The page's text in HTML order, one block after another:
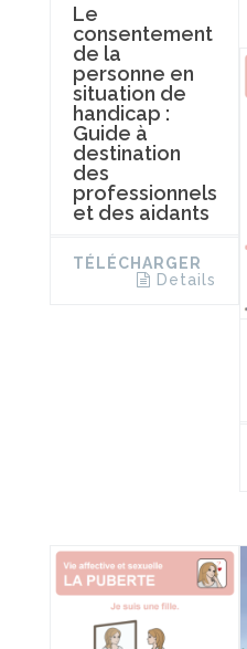
Le
consentement
de la
personne en
situation de
handicap :
Guide à
destination
des
professionnels
et des aidants
TÉLÉCHARGER
Details